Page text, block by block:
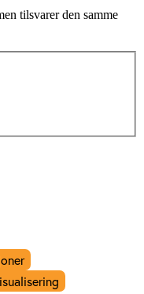
tilsvarer den samme